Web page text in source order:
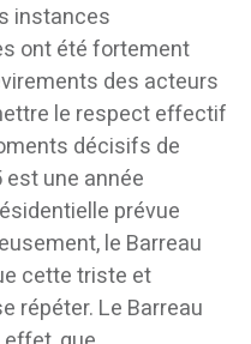
instances
ont été fortement
des acteurs
le respect effectif
décisifs de
est une année
prévue
le Barreau
cette triste et
répéter. Le Barreau